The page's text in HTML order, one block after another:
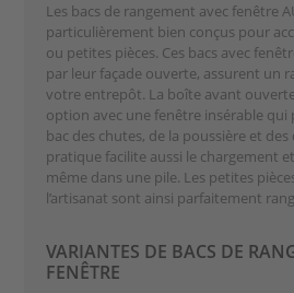
Les bacs de rangement avec fenêtre
particulièrement bien conçus pour
ou petites pièces. Ces bacs avec
par leur façade ouverte, assurent un
votre entrepôt. La boîte avant
option avec une fenêtre insérable
bac des chutes, de la poussière et des
pratique facilite aussi le chargement
même dans une pile. Les petites
l’artisanat sont ainsi parfaitement
VARIANTES DE BACS DE
FENÊTRE